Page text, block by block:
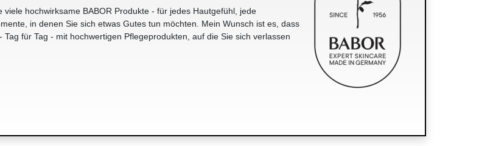
hochwirksame BABOR Produkte - für jedes Hautgefühl, jede
in denen Sie sich etwas Gutes tun möchten. Mein Wunsch ist es, dass
für Tag - mit hochwertigen Pflegeprodukten, auf die Sie sich verlassen